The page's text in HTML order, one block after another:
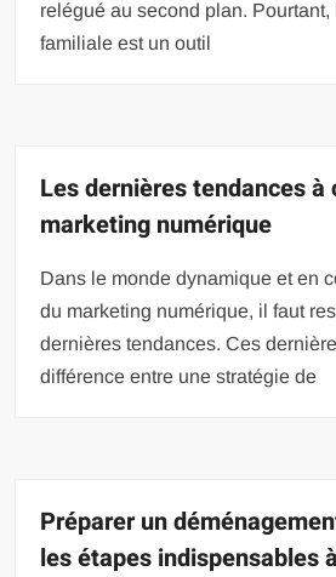
relégué au second plan.
familiale est un outil
Les dernières tendances
marketing numérique
Dans le monde dynamique et en
du marketing numérique, il faut
dernières tendances. Ces
différence entre une stratégie de
Préparer un
les étapes indispensables